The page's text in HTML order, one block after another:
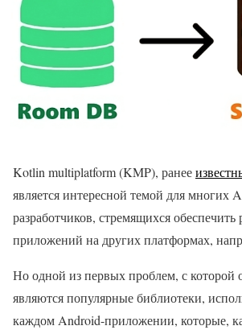
Kotlin multiplatform (KMP), ранее
является интересной темой для многих
разработчиков, стремящихся обеспечить
приложений на других платформах,
Но одной из первых проблем, с которой
являются популярные библиотеки,
каждом Android-приложении, которые,